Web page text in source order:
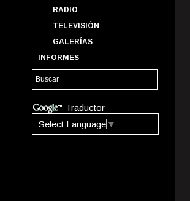
RADIO
TELEVISIÓN
GALERÍAS
INFORMES
Traductor
Select Language ▼